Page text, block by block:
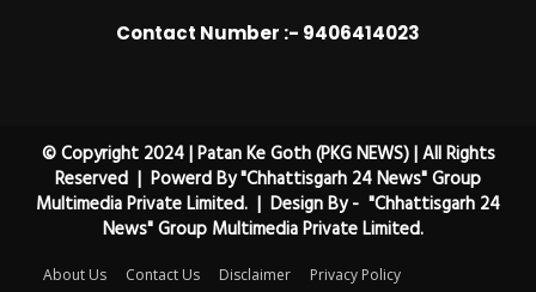
Contact Number :- 9406414023
© Copyright 2024 | Patan Ke Goth (PKG NEWS) | All Rights
Reserved | Powerd By "Chhattisgarh 24 News" Group
Multimedia Private Limited. | Design By - "Chhattisgarh 24
News" Group Multimedia Private Limited.
About Us Contact Us Disclaimer
Privacy Policy